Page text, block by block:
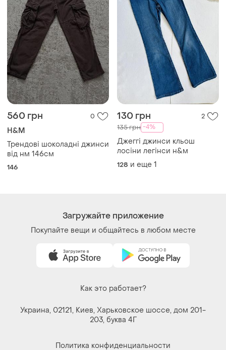
560 грн 0
H&M
Трендові шоколадні джинси
від нм 146см
146
130 грн 2
135 грн -4%
Джеггі джинси кльош
лосіни легінси н&м
128 и еще 1
Загружайте приложение
Покупайте вещи и общайтесь в любом месте
Как это работает?
Украина, 02121, Киев, Харьковское шоссе, дом 201-
203, буква 4Г
Политика конфиденциальности